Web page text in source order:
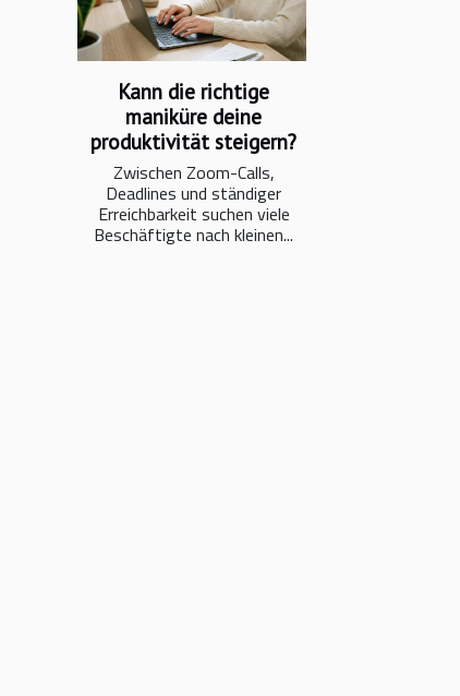
Kann die richtige
maniküre deine
produktivität steigern?
Zwischen Zoom-Calls,
Deadlines und ständiger
Erreichbarkeit suchen viele
Beschäftigte nach kleinen...